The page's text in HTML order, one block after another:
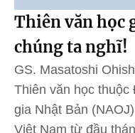
Thiên văn học
chúng ta nghĩ!
GS. Masatoshi
Thiên văn học
gia Nhật Bản
Việt Nam từ đầu